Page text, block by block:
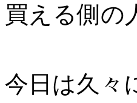
買える側
今日は久々